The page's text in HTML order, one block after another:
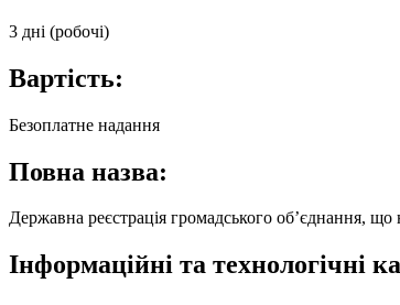
3 дні (робочі)
Вартість:
Безоплатне надання
Повна назва:
Державна реєстрація громадського об’єднання,
Інформаційні та технологічні